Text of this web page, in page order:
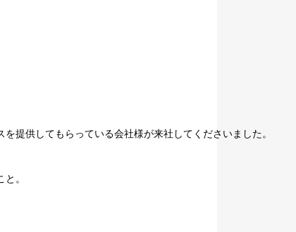
提供してもらっている会社様が来社してくださいました。
。